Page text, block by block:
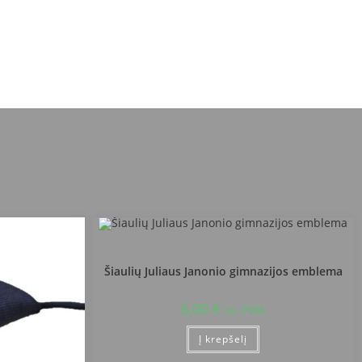
Šiaulių Juliaus Janonio gimnazijos emblema
6,00€ su PVM
Į krepšelį